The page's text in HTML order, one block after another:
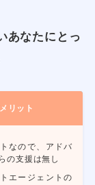
あなたにとっ
リット
なので、アドバ
の支援は無し
エージェントの